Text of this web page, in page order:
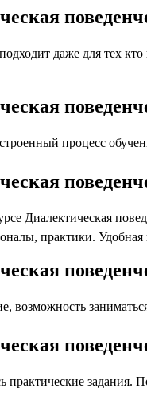
подходит даже для тех
процесс
Диалектическая
практики.
возможность
практические